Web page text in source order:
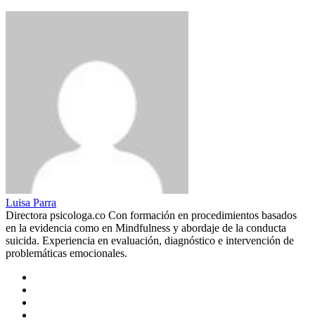
Luisa Parra
Directora psicologa.co Con formación en procedimientos basados
en la evidencia como en Mindfulness y abordaje de la conducta
suicida. Experiencia en evaluación, diagnóstico e intervención de
problemáticas emocionales.